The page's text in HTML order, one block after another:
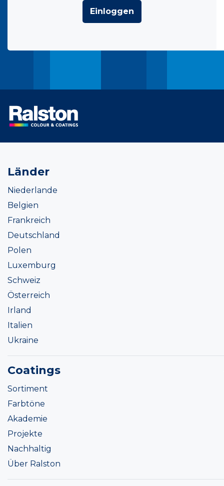
Einloggen
Länder
Niederlande
Belgien
Frankreich
Deutschland
Polen
Luxemburg
Schweiz
Österreich
Irland
Italien
Ukraine
Coatings
Sortiment
Farbtöne
Akademie
Projekte
Nachhaltig
Über Ralston